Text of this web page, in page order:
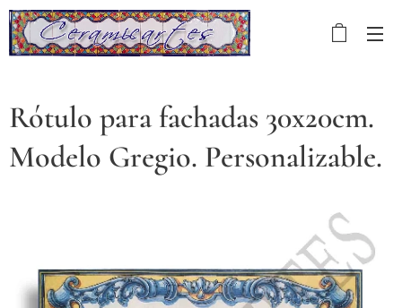
Rótulo para fachadas 30x20cm.
Modelo Gregio. Personalizable.